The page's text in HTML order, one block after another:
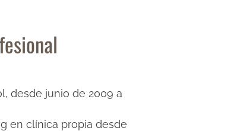
desde junio de 2009 a
en clínica propia desde